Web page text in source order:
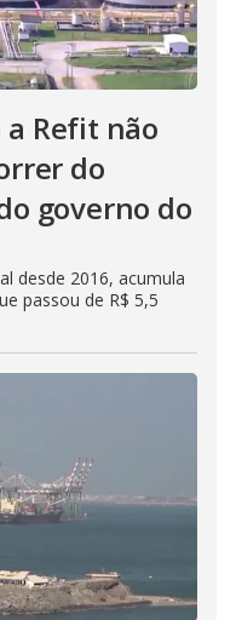
Refit não
do
governo do
desde 2016, acumula
passou de R$ 5,5